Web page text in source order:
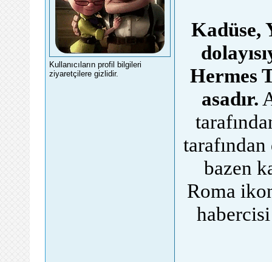
Kullanıcıların profil bilgileri
ziyaretçilere gizlidir.
Kadüse,
Hermes
asadır.
tarafından
bazen
Roma